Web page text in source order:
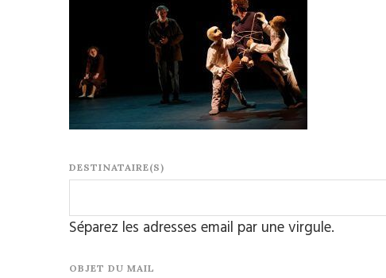
DESTINATAIRE(S)
Séparez les adresses email par une virgule.
OBJET DU MAIL